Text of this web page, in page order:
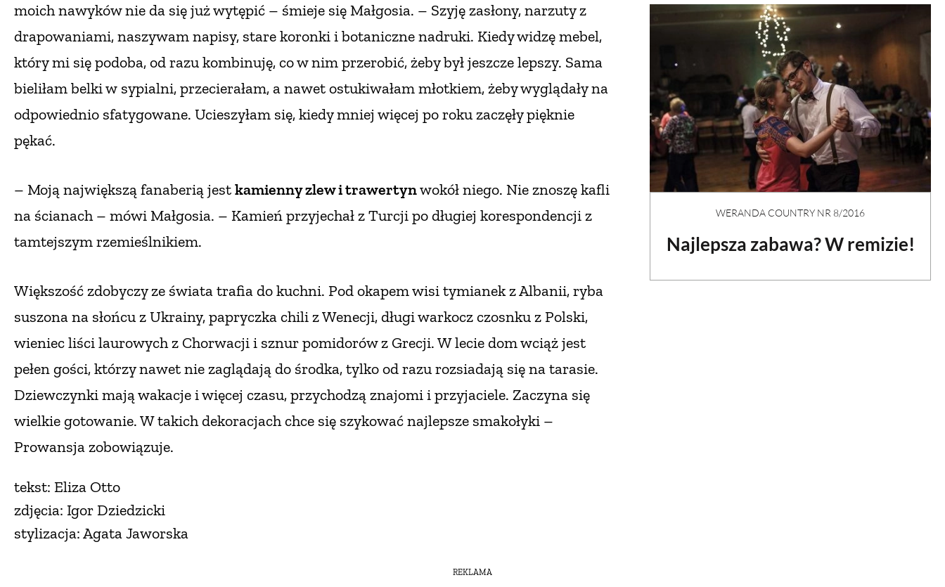
moich nawyków nie da się już wytępić – śmieje się Małgosia. – Szyję zasłony, narzuty z
drapowaniami, naszywam napisy, stare koronki i botaniczne nadruki. Kiedy widzę mebel,
który mi się podoba, od razu kombinuję, co w nim przerobić, żeby był jeszcze lepszy. Sama
bieliłam belki w sypialni, przecierałam, a nawet ostukiwałam młotkiem, żeby wyglądały na
odpowiednio sfatygowane. Ucieszyłam się, kiedy mniej więcej po roku zaczęły pięknie
pękać.
– Moją największą fanaberią jestkamienny zlew i trawertynwokół niego. Nie znoszę kafli
na ścianach – mówi Małgosia. – Kamień przyjechał z Turcji po długiej korespondencji z
tamtejszymrzemieślnikiem.
Większość zdobyczy ze świata trafia do kuchni. Pod okapem wisi tymianek z Albanii, ryba
suszona na słońcu z Ukrainy, papryczka chili z Wenecji, długi warkocz czosnku z Polski,
wieniec liści laurowych z Chorwacji i sznur pomidorów z Grecji. W lecie dom wciąż jest
pełen gości, którzy nawet nie zaglądają do środka, tylko od razu rozsiadają się na tarasie.
Dziewczynki mają wakacje i więcej czasu, przychodzą znajomi i przyjaciele. Zaczyna się
wielkie gotowanie. W takich dekoracjach chce się szykować najlepsze smakołyki –
Prowansja zobowiązuje.
tekst: Eliza Otto
zdjęcia: Igor Dziedzicki
stylizacja: Agata Jaworska
WERANDA COUNTRY NR 8/2016
Najlepsza zabawa? W remizie!
REKLAMA